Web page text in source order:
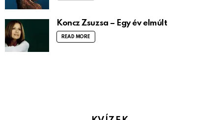
Koncz Zsuzsa – Egy év elmúlt
READ MORE